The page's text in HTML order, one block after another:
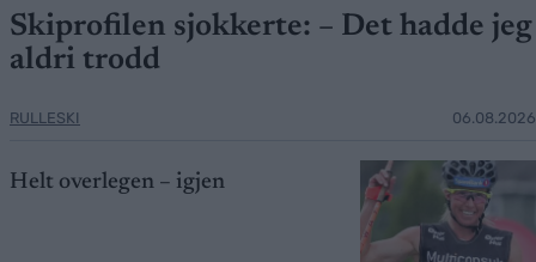
Skiprofilen sjokkerte: – Det hadde jeg
aldri trodd
RULLESKI 06.08.2026
Helt overlegen – igjen